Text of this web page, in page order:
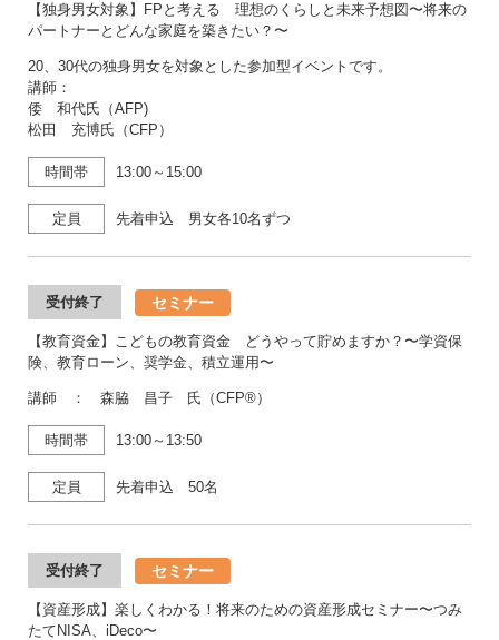
【独身男女対象】FPと考える 理想のくらしと未来予想図〜将来の
パートナーとどんな家庭を築きたい？〜
20、30代の独身男女を対象とした参加型イベントです。
講師：
倭 和代氏（AFP)
松田 充博氏（CFP）
時間帯 13:00～15:00
定員 先着申込 男女各10名ずつ
受付終了 セミナー
【教育資金】こどもの教育資金 どうやって貯めますか？〜学資保
険、教育ローン、奨学金、積立運用〜
講師 ： 森脇 昌子 氏（CFP®）
時間帯 13:00～13:50
定員 先着申込 50名
受付終了 セミナー
【資産形成】楽しくわかる！将来のための資産形成セミナー〜つみ
たてNISA、iDeco〜